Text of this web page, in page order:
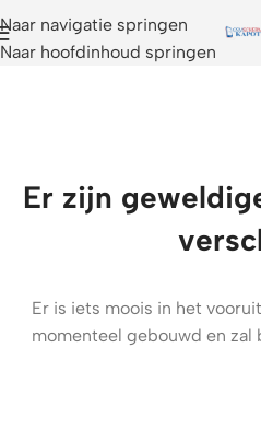
Naar navigatie springen
Naar hoofdinhoud springen
Er zijn
Er is iets moois in het
momenteel gebouwd en zal